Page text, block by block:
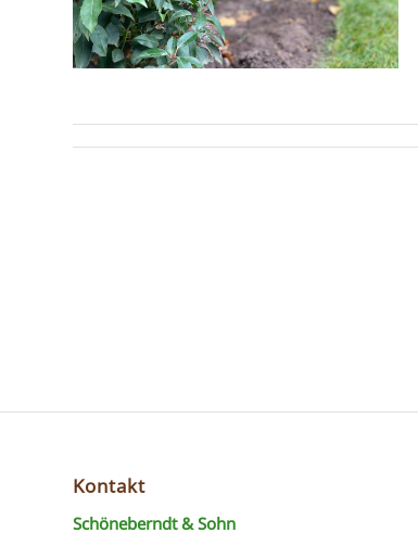
Kontakt
Schöneberndt & Sohn